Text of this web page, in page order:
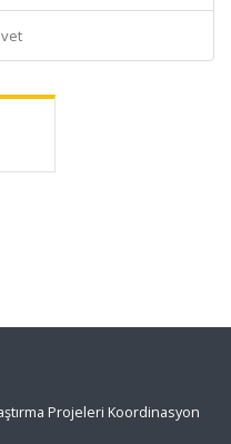
Projeleri Koordinasyon